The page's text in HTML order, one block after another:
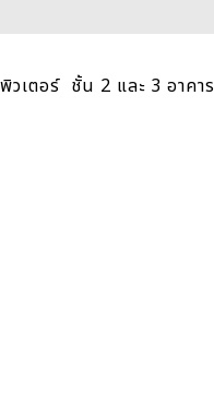
ตอร์ ชั้น 2 และ 3 อาคาร